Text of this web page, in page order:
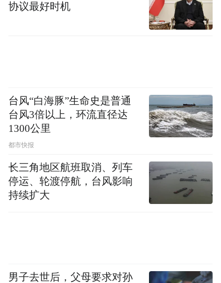
协议最好时机
台风“白海豚”生命史是普通
台风3倍以上，环流直径达
1300公里
都市快报
长三角地区航班取消、列车
停运、轮渡停航，台风影响
持续扩大
男子去世后，父母要求对孙